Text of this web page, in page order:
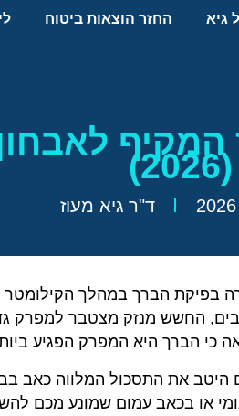
גיא החזר הוצאות ביטוח
(2026)
ד"ר גיא מעוז
בפיקת הברך במהלך
החשש מנזק מצטבר למפרק
היא המפרק הפגיע ביותר ומהווה כ-24.3%
היטב את התסכול המלווה כאב
או בכאב עמום שמונע מכם